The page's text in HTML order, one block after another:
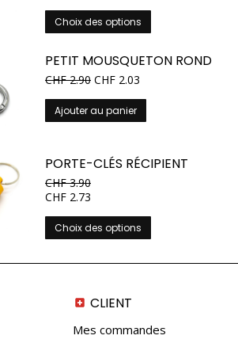
Choix des options
produit
plusieurs
choisies
page
PETIT MOUSQUETON ROND
CHF2.90 CHF 2.03
Ajouter au panier
PORTE-CLÉS RÉCIPIENT
CHF3.90
CHF 2.73
Choix des options
produit
options
CLIENT
Mes commandes